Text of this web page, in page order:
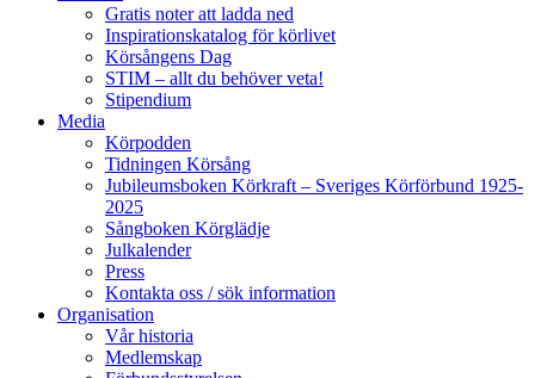
Gratis noter att ladda ned
Inspirationskatalog för körlivet
Körsångens Dag
STIM – allt du behöver veta!
Stipendium
Media
Körpodden
Tidningen Körsång
Jubileumsboken Körkraft – Sveriges Körförbund 1925-
2025
Sångboken Körglädje
Julkalender
Press
Kontakta oss / sök information
Organisation
Vår historia
Medlemskap